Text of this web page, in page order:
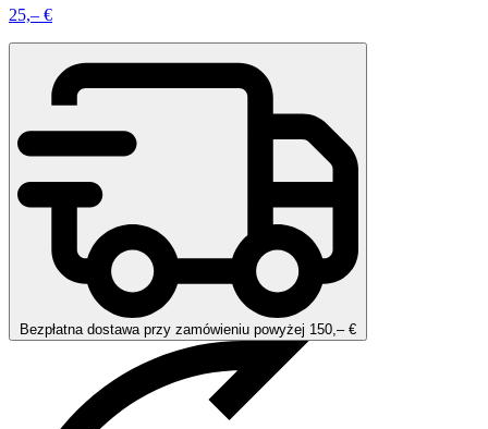
25,– €
Bezpłatna dostawa przy zamówieniu powyżej 150,– €